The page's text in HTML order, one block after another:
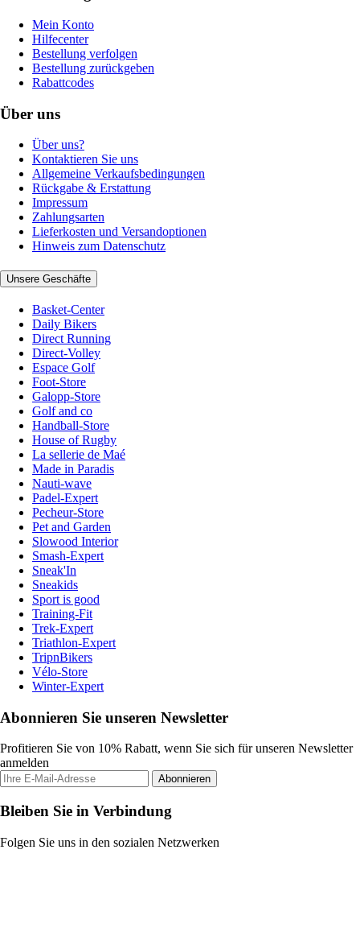
Mein Konto
Hilfecenter
Bestellung verfolgen
Bestellung zurückgeben
Rabattcodes
Über uns
Über uns?
Kontaktieren Sie uns
Allgemeine Verkaufsbedingungen
Rückgabe & Erstattung
Impressum
Zahlungsarten
Lieferkosten und Versandoptionen
Hinweis zum Datenschutz
Unsere Geschäfte
Basket-Center
Daily Bikers
Direct Running
Direct-Volley
Espace Golf
Foot-Store
Galopp-Store
Golf and co
Handball-Store
House of Rugby
La sellerie de Maé
Made in Paradis
Nauti-wave
Padel-Expert
Pecheur-Store
Pet and Garden
Slowood Interior
Smash-Expert
Sneak'In
Sneakids
Sport is good
Training-Fit
Trek-Expert
Triathlon-Expert
TripnBikers
Vélo-Store
Winter-Expert
Abonnieren Sie unseren Newsletter
Profitieren Sie von 10% Rabatt, wenn Sie sich für unseren Newsletter
anmelden
Abonnieren
Bleiben Sie in Verbindung
Folgen Sie uns in den sozialen Netzwerken